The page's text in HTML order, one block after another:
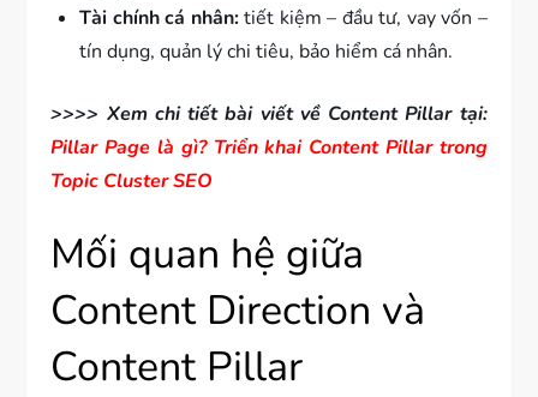
Tài chính cá nhân:tiết kiệm – đầu tư, vay vốn –
tín dụng, quản lý chi tiêu, bảo hiểm cá nhân.
>>>> Xem chi tiết bài viết về Content Pillar tại:
Pillar Page là gì? Triển khai Content Pillar trong
Topic Cluster SEO
Mối quan hệ giữa
Content Direction và
Content Pillar